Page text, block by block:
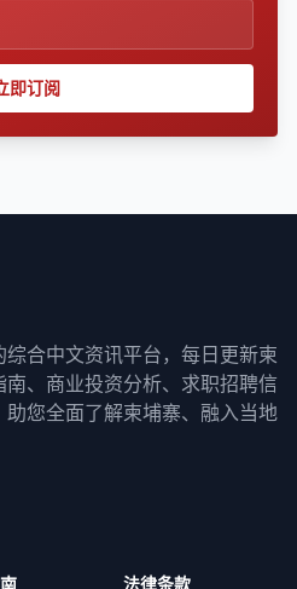
即订阅
合中文资讯平台，每日更新柬
、商业投资分析、求职招聘信
您全面了解柬埔寨、融入当地
法律条款